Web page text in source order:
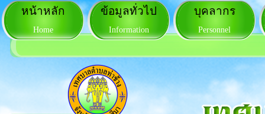
หน้าหลัก
Home
ข้อมูลทั่วไป
Information
บุคลากร
Personnel